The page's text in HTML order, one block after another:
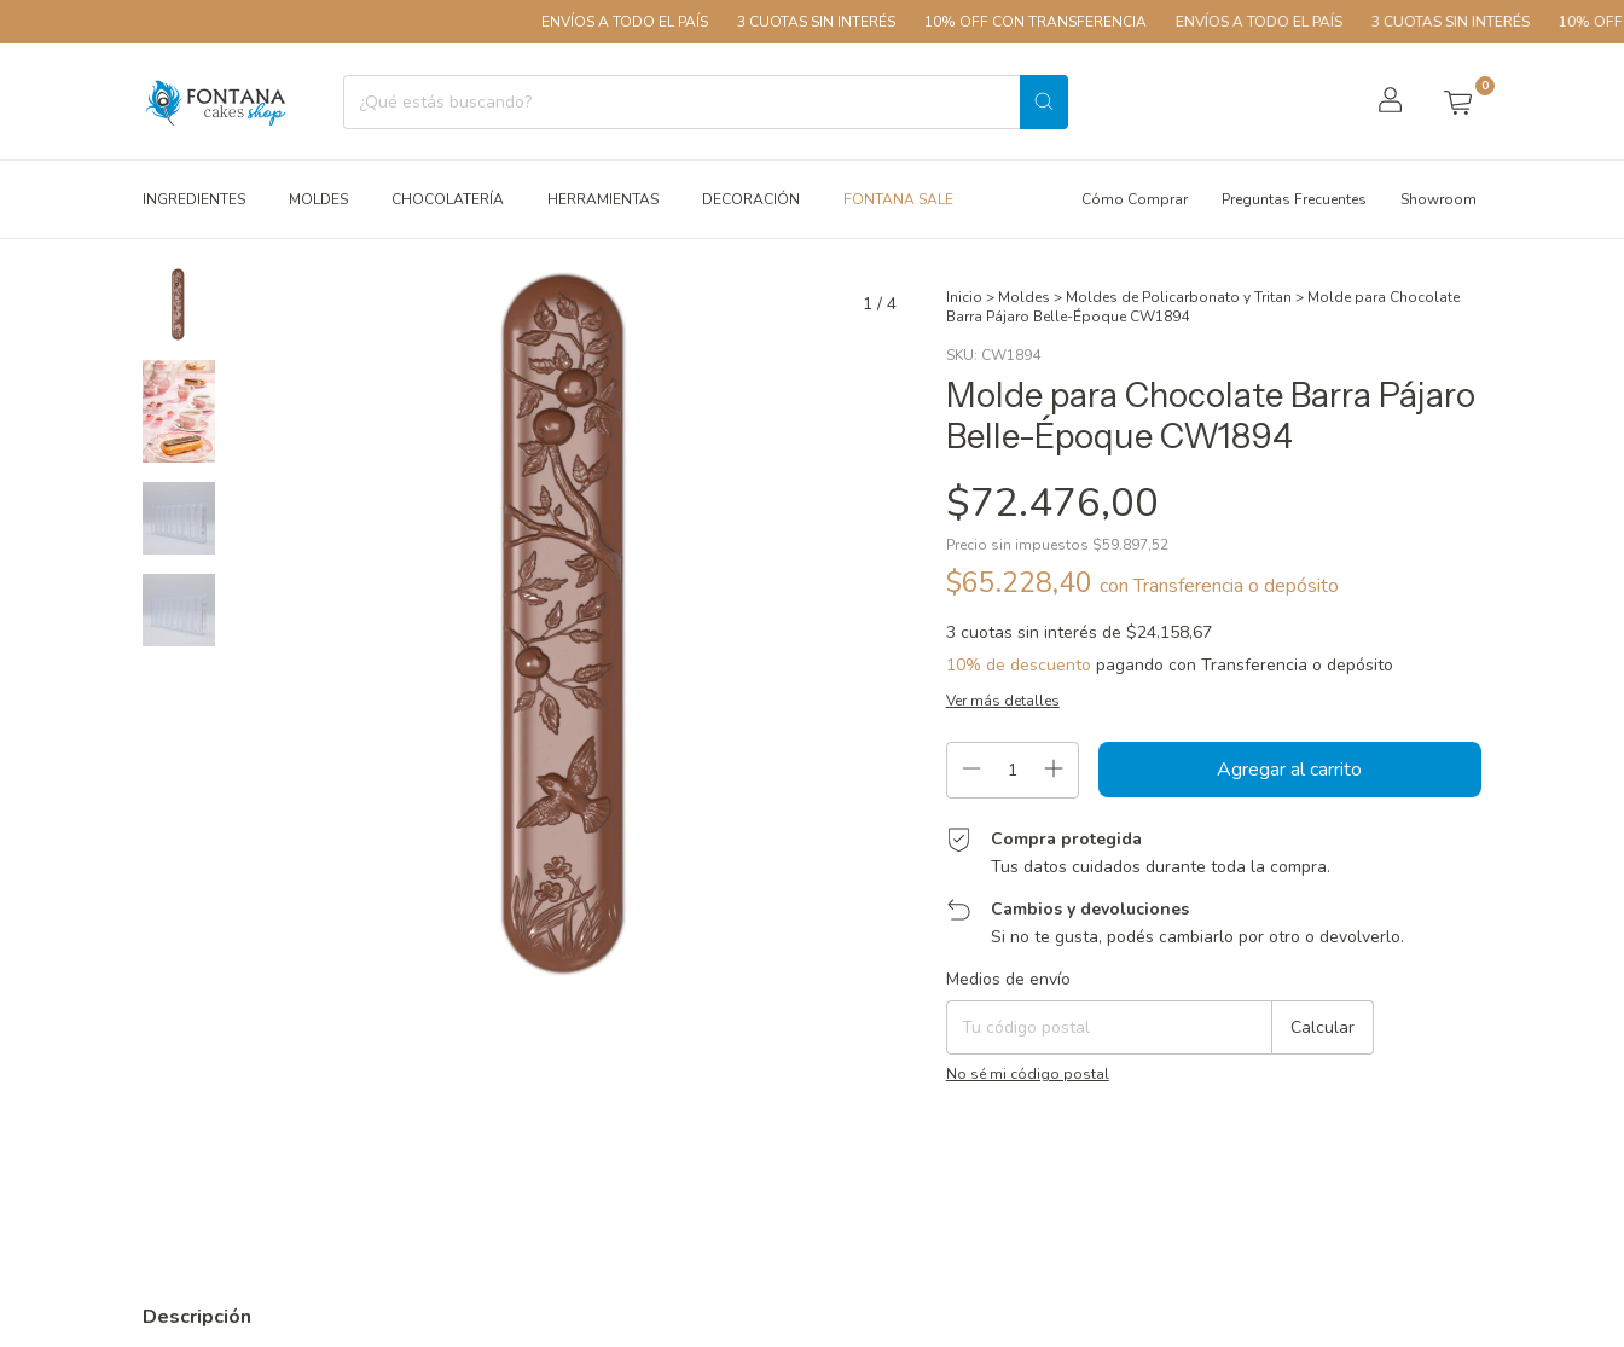
ENVÍOS A TODO EL PAÍS 3 CUOTAS SIN INTERÉS 10% OFF CON TRANSFERENCIA ENVÍOS A TODO EL PAÍS 3 CUOTAS SIN INTERÉS 10% OFF CON
0
INGREDIENTES MOLDES CHOCOLATERÍA HERRAMIENTAS DECORACIÓN FONTANA SALE Cómo Comprar Preguntas Frecuentes Showroom
1 / 4 Inicio > Moldes > Moldes de Policarbonato y Tritan > Molde para Chocolate
Barra Pájaro Belle-Époque CW1894
SKU: CW1894
Molde para Chocolate Barra Pájaro
Belle-Époque CW1894
$72.476,00
Precio sin impuestos $59.897,52
$65.228,40 con Transferencia o depósito
3 cuotas sin interés de $24.158,67
10% de descuento pagando con Transferencia o depósito
Ver más detalles
Compra protegida
Tus datos cuidados durante toda la compra.
Cambios y devoluciones
Si no te gusta, podés cambiarlo por otro o devolverlo.
Entregas para el CP:
Medios de envío
Calcular
No sé mi código postal
Descripción